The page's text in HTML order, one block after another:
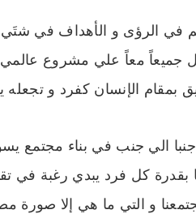
في الرؤى و الأهداف في شتَي
جميعاً معاً علي مشروع
بمقام الإنسان كفرد و
الي جنب في بناء مجتمع
بقدرة كل فرد يبدي رغبة
و التي ما هي إلا صورة